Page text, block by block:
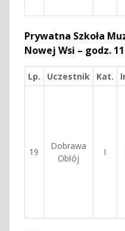
Prywatna Szkoła
Nowej Wsi – godz.
Lp. Uczestnik Kat.
19
Dobrawa
Obłój
I